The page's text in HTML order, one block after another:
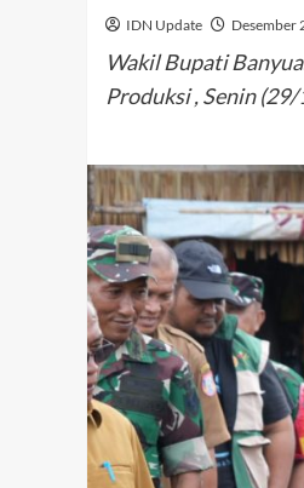
IDN Update Desember
Wakil Bupati
Produksi , Senin